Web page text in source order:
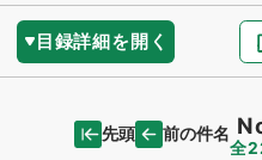
目録詳細を開く
先頭 前の件名
全